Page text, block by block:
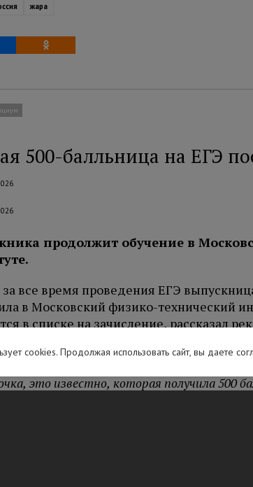
жара
500-балльница на ЕГЭ
продолжит обучение в
все время проведения ЕГЭ
в Московский физико-технический
в списке на зачисление, рассказал
это известно, которая получила 500
cookies. Продолжая использовать сайт, вы даете